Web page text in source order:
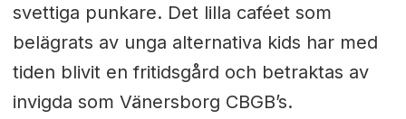
svettiga punkare. Det lilla caféet som
belägrats av unga alternativa kids har med
tiden blivit en fritidsgård och betraktas av
invigda som Vänersborg CBGB’s.